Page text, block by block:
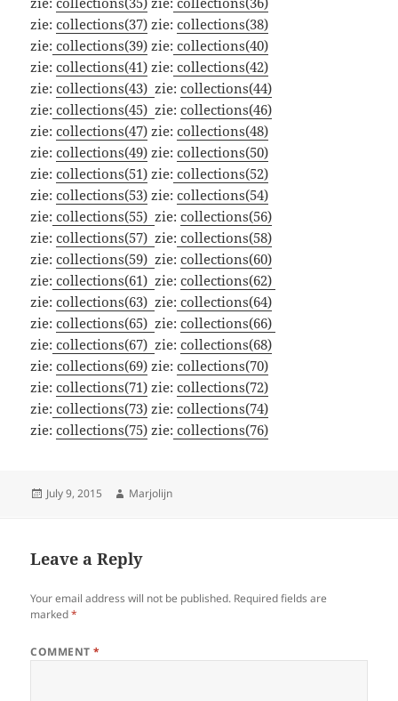
zie:collections(37) zie:collections(38)
zie: collections(39) zie: collections(40)
zie:collections(41) zie: collections(42)
zie:collections(43)zie:collections(44)
zie: collections(45)zie:collections(46)
zie:collections(47) zie:collections(48)
zie:collections(49) zie:collections(50)
zie:collections(51) zie: collections(52)
zie:collections(53) zie:collections(54)
zie: collections(55)zie:collections(56)
zie:collections(57)zie: collections(58)
zie:collections(59)zie:collections(60)
zie: collections(61)zie:collections(62)
zie:collections(63)zie: collections(64)
zie:collections(65)zie:collections(66)
zie: collections(67)zie:collections(68)
zie:collections(69) zie:collections(70)
zie:collections(71) zie:collections(72)
zie: collections(73) zie:collections(74)
zie:collections(75) zie: collections(76)
Posted
July 9, 2015 Author
Marjolijn
Leave a Reply
Your email address will not be published. Required fields are
marked*
COMMENT*